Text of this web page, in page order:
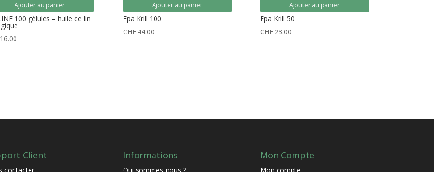
Ajouter au panier
100 gélules – huile de lin
16.00
Ajouter au panier
Epa Krill 100
CHF 44.00
Ajouter au panier
Epa Krill 50
CHF 23.00
Client
contacter
Informations
Qui sommes-nous ?
Mon Compte
Mon compte